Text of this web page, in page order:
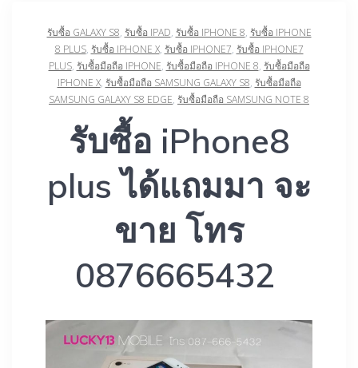
รับซื้อ GALAXY S8, รับซื้อ IPAD, รับซื้อ IPHONE 8, รับซื้อ IPHONE
8 PLUS, รับซื้อ IPHONE X, รับซื้อ IPHONE7, รับซื้อ IPHONE7
PLUS, รับซื้อมือถือ IPHONE, รับซื้อมือถือ IPHONE 8, รับซื้อมือถือ
IPHONE X, รับซื้อมือถือ SAMSUNG GALAXY S8, รับซื้อมือถือ
SAMSUNG GALAXY S8 EDGE, รับซื้อมือถือ SAMSUNG NOTE 8
รับซื้อ iPhone8
plus ได้แถมมา จะ
ขาย โทร
0876665432